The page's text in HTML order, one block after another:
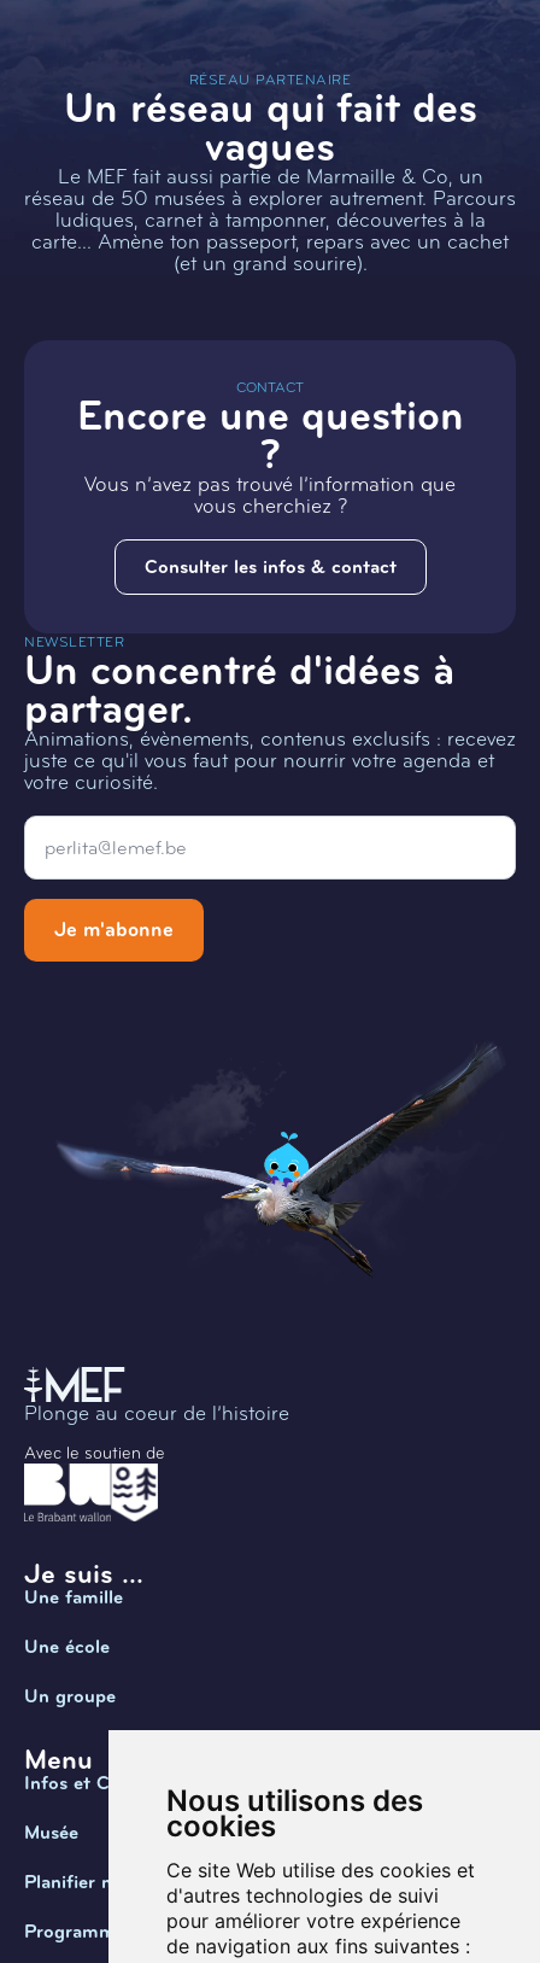
Nous utilisons des
cookies
Ce site Web utilise des cookies et
d'autres technologies de suivi
pour améliorer votre expérience
de navigation aux fins suivantes :
RÉSEAU PARTENAIRE
Un réseau qui fait des
vagues
Le MEF fait aussi partie de Marmaille & Co, un
réseau de 50 musées à explorer autrement. Parcours
ludiques, carnet à tamponner, découvertes à la
carte… Amène ton passeport, repars avec un cachet
(et un grand sourire).
CONTACT
Encore une question
?
Vous n’avez pas trouvé l’information que
vous cherchiez ?
Consulter les infos & contact
NEWSLETTER
Un concentré d'idées à
partager.
Animations, évènements, contenus exclusifs : recevez
juste ce qu'il vous faut pour nourrir votre agenda et
votre curiosité.
Email
Je m'abonne
Plonge au coeur de l’histoire
Avec le soutien de
Je suis ...
Une famille
Une école
Un groupe
Menu
Infos et Contact
Musée
Planifier ma visite
Programmation